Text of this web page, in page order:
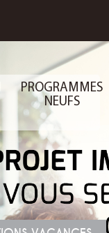
PROGRAMMES
NEUFS